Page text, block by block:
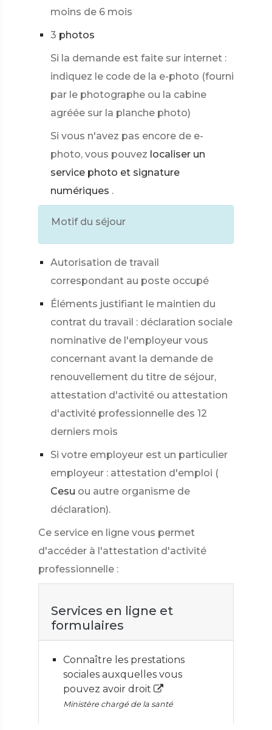
moins de 6 mois
3 photos
Si la demande est faite sur internet :
indiquez le code de la e-photo (fourni
par le photographe ou la cabine
agréée sur la planche photo)
Si vous n'avez pas encore de e-
photo, vous pouvez localiser un
service photo et signature
numériques .
Motif du séjour
Autorisation de travail
correspondant au poste occupé
Éléments justifiant le maintien du
contrat du travail : déclaration sociale
nominative de l'employeur vous
concernant avant la demande de
renouvellement du titre de séjour,
attestation d'activité ou attestation
d'activité professionnelle des 12
derniers mois
Si votre employeur est un particulier
employeur : attestation d'emploi (
Cesu ou autre organisme de
déclaration).
Ce service en ligne vous permet
d'accéder à l'attestation d'activité
professionnelle :
Services en ligne et
formulaires
Connaître les prestations
sociales auxquelles vous
pouvez avoir droit
Ministère chargé de la santé